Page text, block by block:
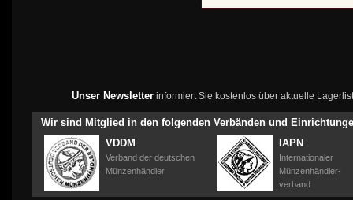
Unser Newsletterinformiert Sie kostenlos über aktuelle
Wir sind Mitglied in den folgenden Verbänden und
VDDM
Verband der deutschen
Münzenhändler
IAPN
Internationaler
Münzenhändler-
verband